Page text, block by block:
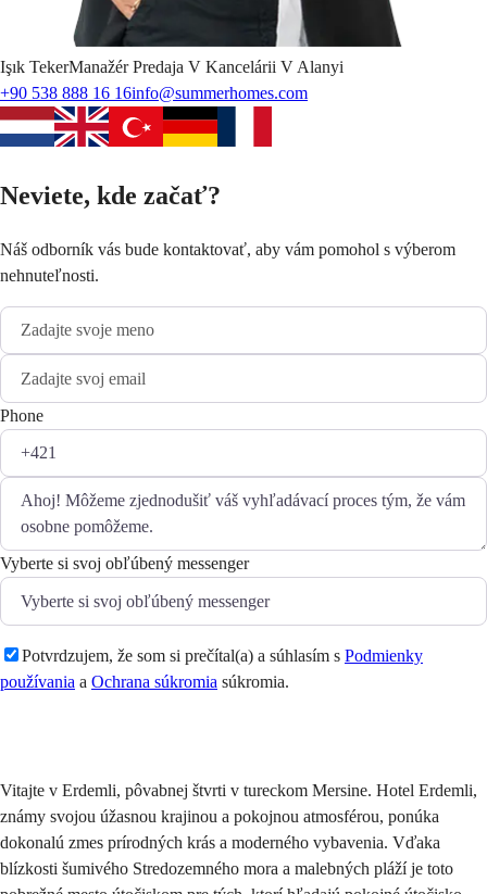
Işık TekerManažér Predaja V Kancelárii V Alanyi
+90 538 888 16 16info@summerhomes.com
Neviete, kde začať?
Náš odborník vás bude kontaktovať, aby vám pomohol s výberom
nehnuteľnosti.
Phone
Vyberte si svoj obľúbený messenger
Potvrdzujem, že som si prečítal(a) a súhlasím s Podmienky
používania a Ochrana súkromia súkromia.
Vitajte v Erdemli, pôvabnej štvrti v tureckom Mersine. Hotel Erdemli,
známy svojou úžasnou krajinou a pokojnou atmosférou, ponúka
dokonalú zmes prírodných krás a moderného vybavenia. Vďaka
blízkosti šumivého Stredozemného mora a malebných pláží je toto